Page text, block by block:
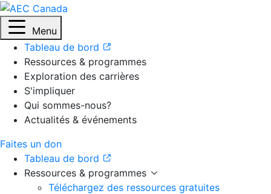
Menu
Tableau de bord
Ressources & programmes
Exploration des carrières
S'impliquer
Qui sommes-nous?
Actualités & événements
Faites un don
Tableau de bord
Ressources & programmes
Téléchargez des ressources gratuites